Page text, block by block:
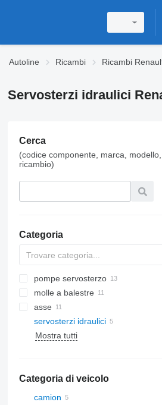
Autoline Ricambi Ricambi
Servosterzi idraulici
Cerca
(codice componente, marca, modello,
ricambio)
Categoria
pompe servosterzo
molle a balestre
asse
servosterzi idraulici
Mostra tutti
Categoria di veicolo
camion